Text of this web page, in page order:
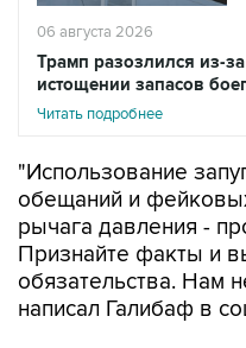
Трамп разозлился из-
истощении запасов
Читать подробнее
"Использование
рычага давления -
Признайте факты и
обязательства. Нам
написал Галибаф в
Он напомнил, что